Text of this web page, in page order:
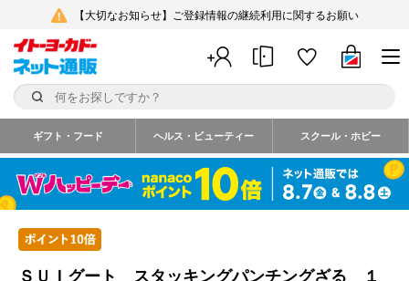
【大切なお知らせ】ご登録情報の継続利用に関するお願い
ギフト・フード ヘルス・ビューティー スクール・ホビー
ＳＵＩグート スタッキングパンチングざる １